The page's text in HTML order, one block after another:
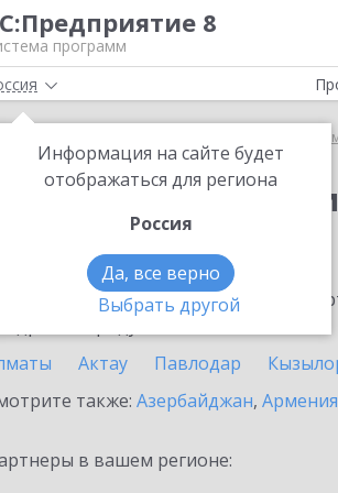
8
программ
Информация на сайте будет
отображаться для региона
Россия
Да, все верно
Выбрать другой
Информационная
Казахстане
с информационными
продукта.
Актау Павлодар
также: Азербайджан, Армения
в вашем регионе: